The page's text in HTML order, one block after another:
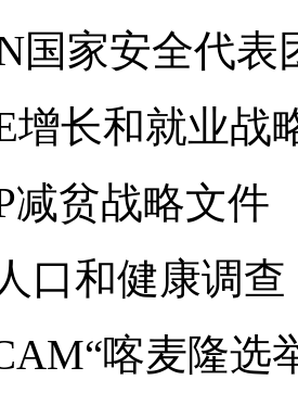
国家安全代表
增长和就业战
减贫战略文件
口和健康调查
喀麦隆选